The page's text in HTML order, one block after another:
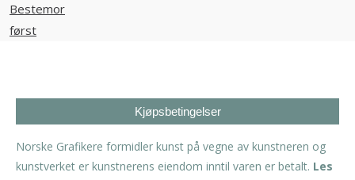
Kjøpsbetingelser
Norske Grafikere formidler kunst på vegne av kunstneren og
kunstverket er kunstnerens eiendom inntil varen er betalt. Les